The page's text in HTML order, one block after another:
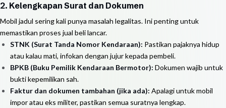
2. Kelengkapan Surat dan Dokumen
Mobil jadul sering kali punya masalah legalitas. Ini penting untuk
memastikan proses jual beli lancar.
STNK (Surat Tanda Nomor Kendaraan): Pastikan pajaknya hidup
atau kalau mati, infokan dengan jujur kepada pembeli.
BPKB (Buku Pemilik Kendaraan Bermotor): Dokumen wajib untuk
bukti kepemilikan sah.
Faktur dan dokumen tambahan (jika ada): Apalagi untuk mobil
impor atau eks militer, pastikan semua suratnya lengkap.